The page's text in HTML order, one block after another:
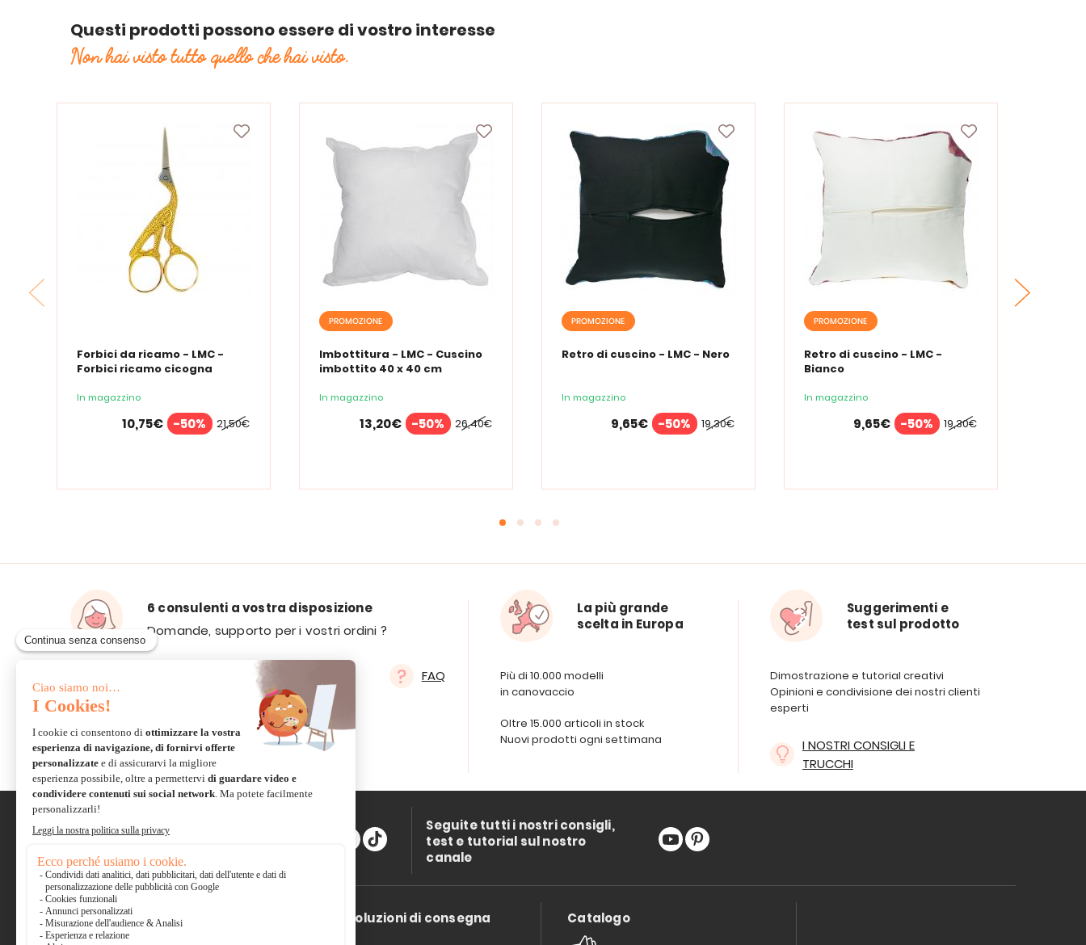
Questi prodotti possono essere di vostro interesse
Non hai visto tutto quello che hai visto.
Forbici da ricamo - LMC -
Forbici ricamo cicogna
In magazzino
21,50€
10,75€ -50%
PROMOZIONE
Imbottitura - LMC - Cuscino
imbottito 40 x 40 cm
In magazzino
26,40€
13,20€ -50%
PROMOZIONE
Retro di cuscino - LMC - Nero
In magazzino
19,30€
9,65€ -50%
PROMOZIONE
Retro di cuscino - LMC -
Bianco
In magazzino
19,30€
9,65€ -50%
6 consulenti a vostra disposizione
Domande, supporto per i vostri ordini ?
MAIL
FAQ
La più grande
scelta in Europa
Più di 10.000 modelli
in canovaccio
Oltre 15.000 articoli in stock
Nuovi prodotti ogni settimana
Suggerimenti e
test sul prodotto
Dimostrazione e tutorial creativi
Opinioni e condivisione dei nostri clienti
esperti
I NOSTRI CONSIGLI E
TRUCCHI
Scambiate con la comunità e
condividete le vostre
creazioni
Seguite tutti i nostri consigli,
test e tutorial sul nostro
canale
Pagamento sicuro *Soluzioni di consegna Catalogo